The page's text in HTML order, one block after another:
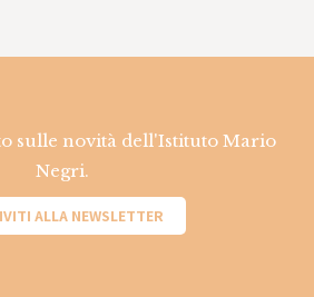
sulle novità dell'Istituto Mario
Negri.
ALLA NEWSLETTER